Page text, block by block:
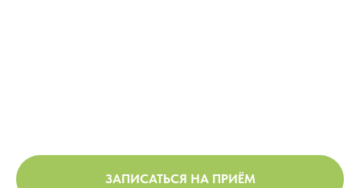
ЗАПИСАТЬСЯ НА ПРИЁМ